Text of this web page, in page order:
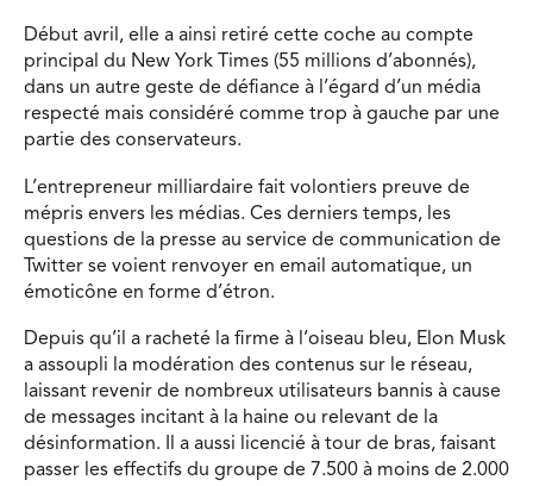
Début avril, elle a ainsi retiré cette coche au compte
principal du New York Times (55 millions d’abonnés),
dans un autre geste de défiance à l’égard d’un média
respecté mais considéré comme trop à gauche par une
partie des conservateurs.
L’entrepreneur milliardaire fait volontiers preuve de
mépris envers les médias. Ces derniers temps, les
questions de la presse au service de communication de
Twitter se voient renvoyer en email automatique, un
émoticône en forme d’étron.
Depuis qu’il a racheté la firme à l’oiseau bleu, Elon Musk
a assoupli la modération des contenus sur le réseau,
laissant revenir de nombreux utilisateurs bannis à cause
de messages incitant à la haine ou relevant de la
désinformation. Il a aussi licencié à tour de bras, faisant
passer les effectifs du groupe de 7.500 à moins de 2.000